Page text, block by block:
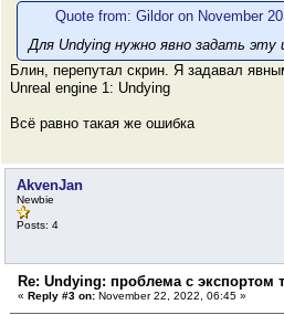
Quote from: Gildor on November
Для Undying нужно явно задать эту
Блин, перепутал скрин. Я задавал
Unreal engine 1: Undying
Всё равно такая же ошибка
AkvenJan
Newbie
Posts: 4
Re: Undying: проблема с экспортом
« Reply #3 on: November 22, 2022, 06:45 »